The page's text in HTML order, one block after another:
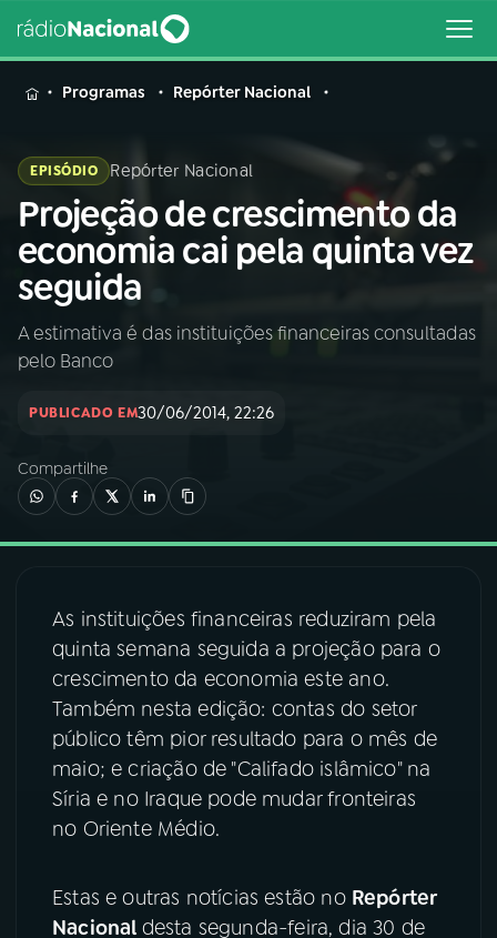
MENU
Buscar
na
Rádio
Nacional
Buscar
AO VIVO
INÍCIO
02A RÁDIO
03PROGRAMAÇÃO
04PROGRAMAS
PODCASTS
06VIDEOCASTS
FESTIVAL DE MÚSICA
Programas Repórter Nacional
EPISÓDIO Repórter Nacional
Projeção de crescimento da
economia cai pela quinta vez
seguida
A estimativa é das instituições financeiras consultadas
pelo Banco
PUBLICADO EM30/06/2014, 22:26
Compartilhe
As instituições financeiras reduziram pela
quinta semana seguida a projeção para o
crescimento da economia este ano.
Também nesta edição: contas do setor
público têm pior resultado para o mês de
maio; e criação de "Califado islâmico" na
Síria e no Iraque pode mudar fronteiras
no Oriente Médio.
Estas e outras notícias estão no Repórter
Nacional desta segunda-feira, dia 30 de